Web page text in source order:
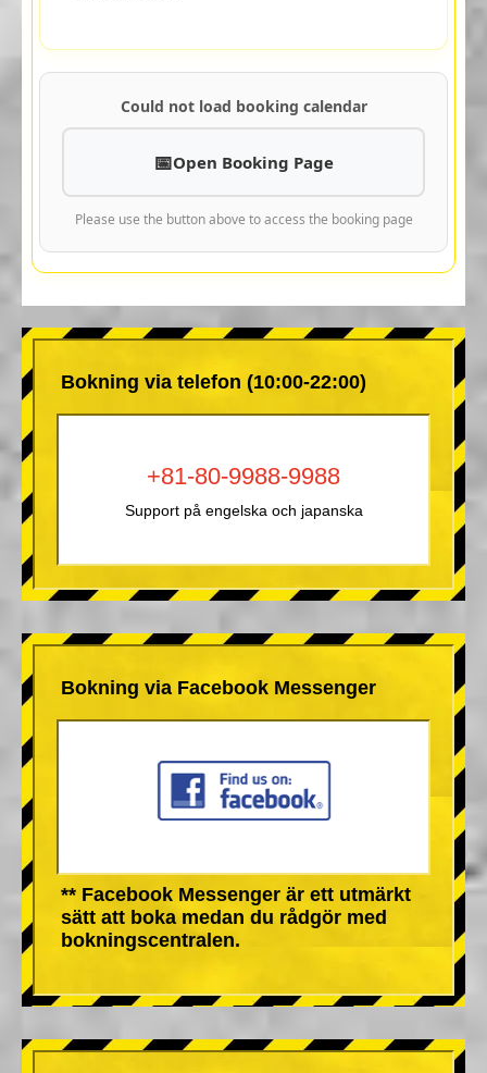
Could not load booking calendar
Open Booking Page
Please use the button above to access the booking page
Bokning via telefon (10:00-22:00)
+81-80-9988-9988
Support på engelska och japanska
Bokning via Facebook Messenger
** Facebook Messenger är ett utmärkt
sätt att boka medan du rådgör med
bokningscentralen.